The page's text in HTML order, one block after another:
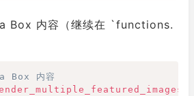
Box 内容（继续在 `functions.
Box 内容